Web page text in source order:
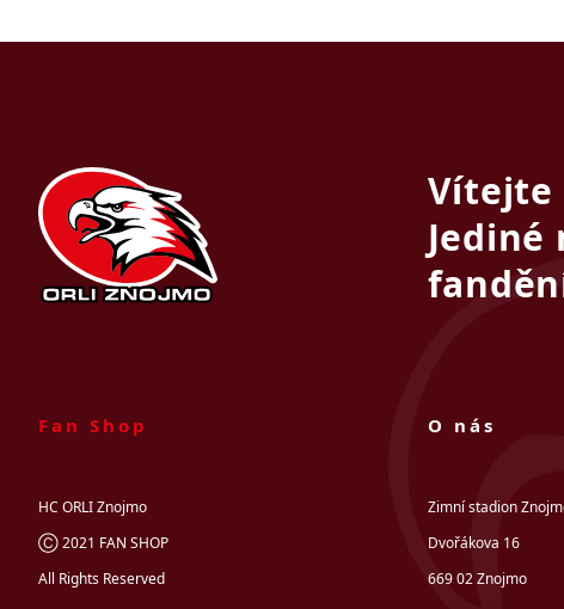
Vítejte
Fan Shop
HC ORLI Znojmo
Ⓒ 2021 FAN SHOP
All Rights Reserved
O nás
Zimní stadion
Dvořákova 16
669 02 Znojmo